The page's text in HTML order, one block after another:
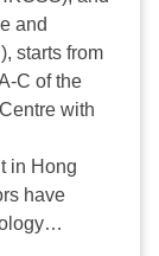
討如何建設
字時代
的智慧頤
日圓滿舉
內外的專才
主題演講嘉
大學老年學
代下，業
，應對高齡
and
starts from
C of the
with
in Hong
have